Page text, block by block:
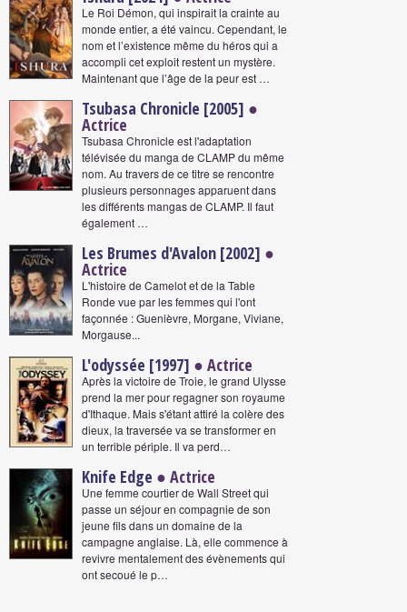
Le Roi Démon, qui inspirait la crainte au
monde entier, a été vaincu. Cependant, le
nom et l’existence même du héros qui a
accompli cet exploit restent un mystère.
Maintenant que l’âge de la peur est …
Tsubasa Chronicle [2005] ●
Actrice
Tsubasa Chronicle est l'adaptation
télévisée du manga de CLAMP du même
nom. Au travers de ce titre se rencontre
plusieurs personnages apparuent dans
les différents mangas de CLAMP. Il faut
également …
Les Brumes d'Avalon [2002] ●
Actrice
L'histoire de Camelot et de la Table
Ronde vue par les femmes qui l'ont
façonnée : Guenièvre, Morgane, Viviane,
Morgause...
L'odyssée [1997] ● Actrice
Après la victoire de Troie, le grand Ulysse
prend la mer pour regagner son royaume
d'Ithaque. Mais s'étant attiré la colère des
dieux, la traversée va se transformer en
un terrible périple. Il va perd…
Knife Edge ● Actrice
Une femme courtier de Wall Street qui
passe un séjour en compagnie de son
jeune fils dans un domaine de la
campagne anglaise. Là, elle commence à
revivre mentalement des évènements qui
ont secoué le p…